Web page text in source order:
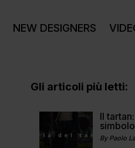
NEW DESIGNERS
Gli articoli più letti:
Il
By Paolo